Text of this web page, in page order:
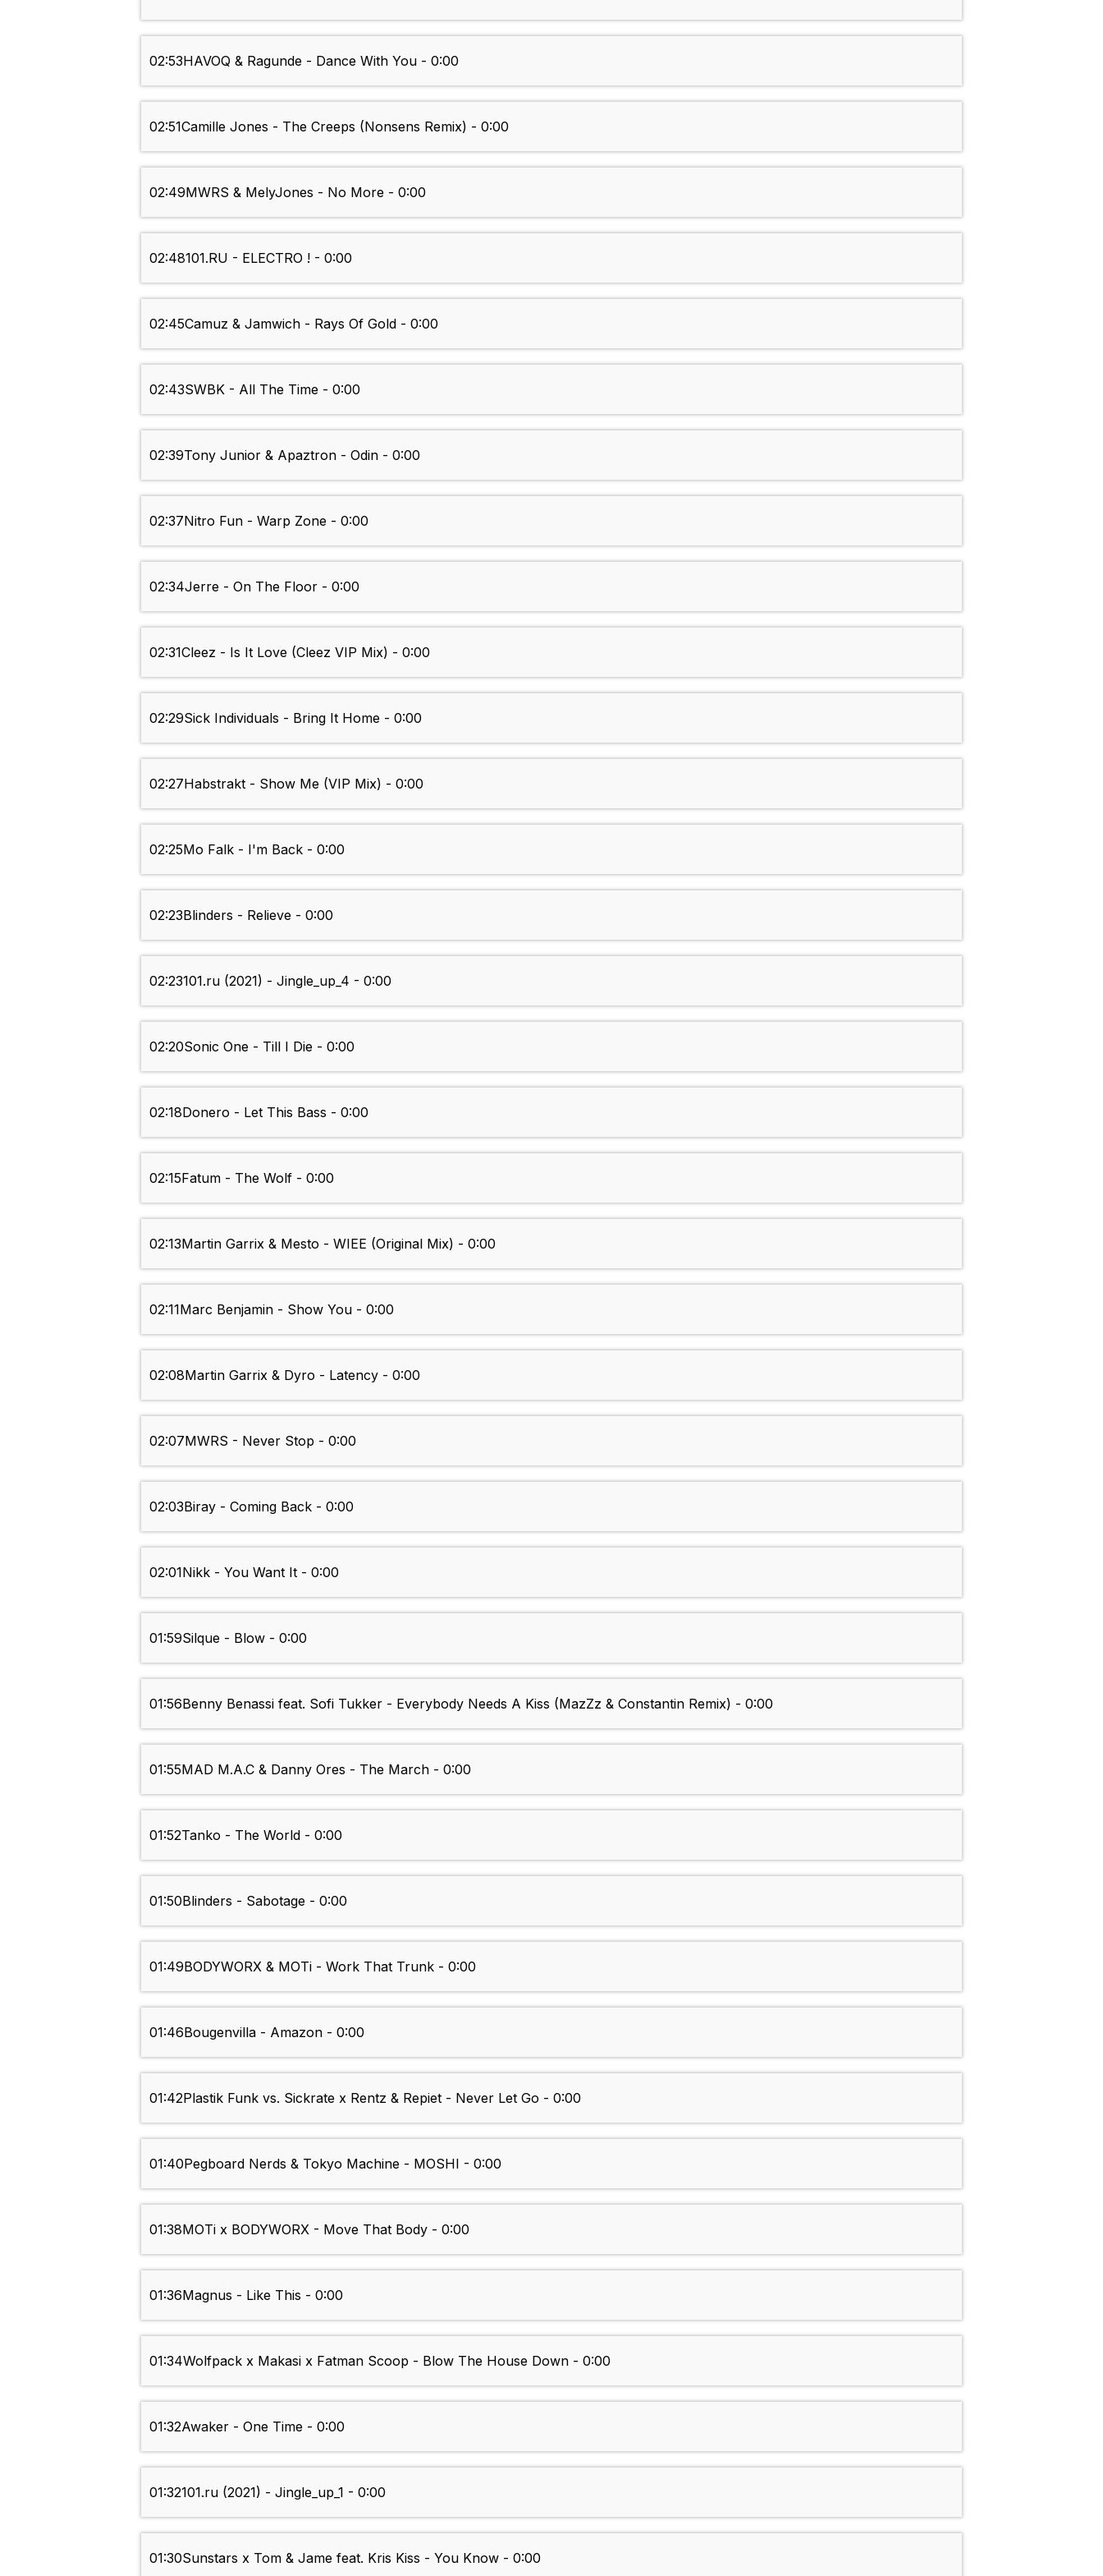
02:53HAVOQ & Ragunde - Dance With You - 0:00
02:51Camille Jones - The Creeps (Nonsens Remix) - 0:00
02:49MWRS & MelyJones - No More - 0:00
02:48101.RU - ELECTRO ! - 0:00
02:45Camuz & Jamwich - Rays Of Gold - 0:00
02:43SWBK - All The Time - 0:00
02:39Tony Junior & Apaztron - Odin - 0:00
02:37Nitro Fun - Warp Zone - 0:00
02:34Jerre - On The Floor - 0:00
02:31Cleez - Is It Love (Cleez VIP Mix) - 0:00
02:29Sick Individuals - Bring It Home - 0:00
02:27Habstrakt - Show Me (VIP Mix) - 0:00
02:25Mo Falk - I'm Back - 0:00
02:23Blinders - Relieve - 0:00
02:23101.ru (2021) - Jingle_up_4 - 0:00
02:20Sonic One - Till I Die - 0:00
02:18Donero - Let This Bass - 0:00
02:15Fatum - The Wolf - 0:00
02:13Martin Garrix & Mesto - WIEE (Original Mix) - 0:00
02:11Marc Benjamin - Show You - 0:00
02:08Martin Garrix & Dyro - Latency - 0:00
02:07MWRS - Never Stop - 0:00
02:03Biray - Coming Back - 0:00
02:01Nikk - You Want It - 0:00
01:59Silque - Blow - 0:00
01:56Benny Benassi feat. Sofi Tukker - Everybody Needs A Kiss (MazZz & Constantin Remix) - 0:00
01:55MAD M.A.C & Danny Ores - The March - 0:00
01:52Tanko - The World - 0:00
01:50Blinders - Sabotage - 0:00
01:49BODYWORX & MOTi - Work That Trunk - 0:00
01:46Bougenvilla - Amazon - 0:00
01:42Plastik Funk vs. Sickrate x Rentz & Repiet - Never Let Go - 0:00
01:40Pegboard Nerds & Tokyo Machine - MOSHI - 0:00
01:38MOTi x BODYWORX - Move That Body - 0:00
01:36Magnus - Like This - 0:00
01:34Wolfpack x Makasi x Fatman Scoop - Blow The House Down - 0:00
01:32Awaker - One Time - 0:00
01:32101.ru (2021) - Jingle_up_1 - 0:00
01:30Sunstars x Tom & Jame feat. Kris Kiss - You Know - 0:00